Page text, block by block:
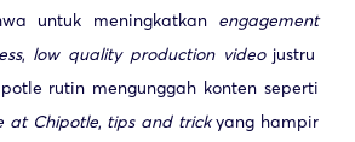
untuk meningkatkan engagement
, low quality production videojustru
rutin mengunggah konten seperti
at Chipotle, tips and trickyang hampir